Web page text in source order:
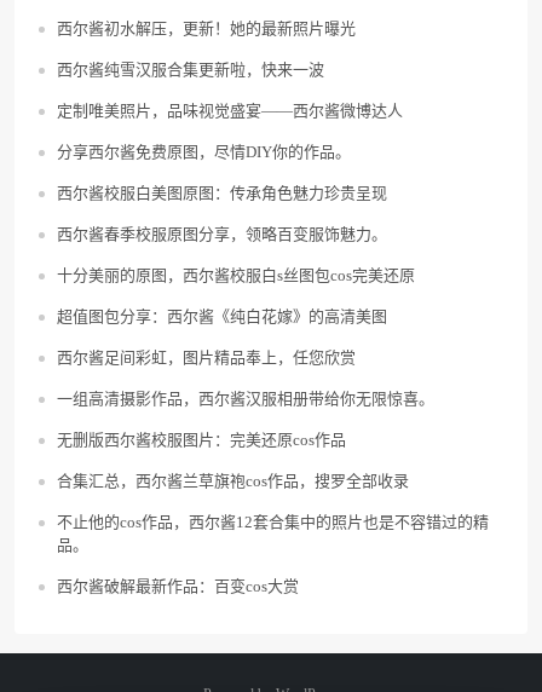
西尔酱初水解压，更新！她的最新照片曝光
西尔酱纯雪汉服合集更新啦，快来一波
定制唯美照片，品味视觉盛宴——西尔酱微博达人
分享西尔酱免费原图，尽情DIY你的作品。
西尔酱校服白美图原图：传承角色魅力珍贵呈现
西尔酱春季校服原图分享，领略百变服饰魅力。
十分美丽的原图，西尔酱校服白s丝图包cos完美还原
超值图包分享：西尔酱《纯白花嫁》的高清美图
西尔酱足间彩虹，图片精品奉上，任您欣赏
一组高清摄影作品，西尔酱汉服相册带给你无限惊喜。
无删版西尔酱校服图片：完美还原cos作品
合集汇总，西尔酱兰草旗袍cos作品，搜罗全部收录
不止他的cos作品，西尔酱12套合集中的照片也是不容错过的精
品。
西尔酱破解最新作品：百变cos大赏